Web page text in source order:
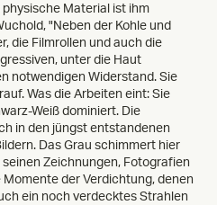
Material ist ihm
"Neben der Kohle und
die Filmrollen und auch die
unter die Haut
notwendigen Widerstand. Sie
Was die Arbeiten eint: Sie
Weiß dominiert. Die
in den jüngst entstandenen
Das Grau schimmert hier
Zeichnungen, Fotografien
der Verdichtung, denen
ein noch verdecktes Strahlen